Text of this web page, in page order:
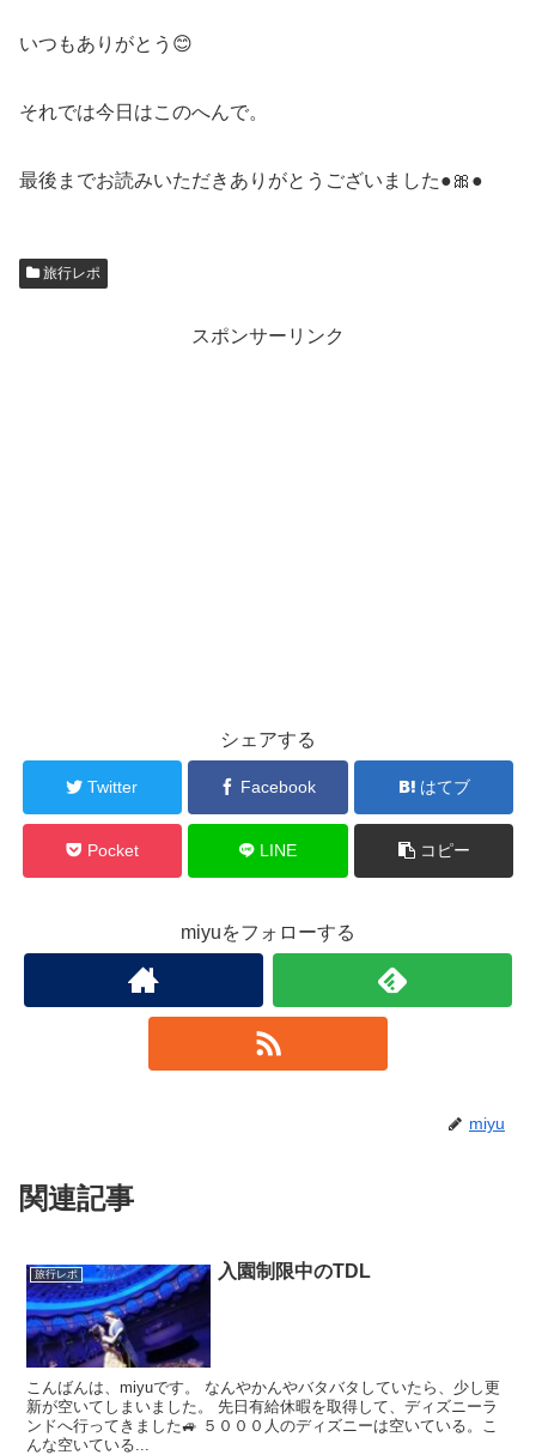
いつもありがとう😊
それでは今日はこのへんで。
最後までお読みいただきありがとうございました●🎀●
旅行レポ
スポンサーリンク
シェアする
Twitter Facebook はてブ
Pocket LINE コピー
miyuをフォローする
miyu
関連記事
旅行レポ 入園制限中のTDL
こんばんは、miyuです。 なんやかんやバタバタしていたら、少し更
新が空いてしまいました。 先日有給休暇を取得して、ディズニーラ
ンドへ行ってきました🚙 ５０００人のディズニーは空いている。こ
んな空いている...